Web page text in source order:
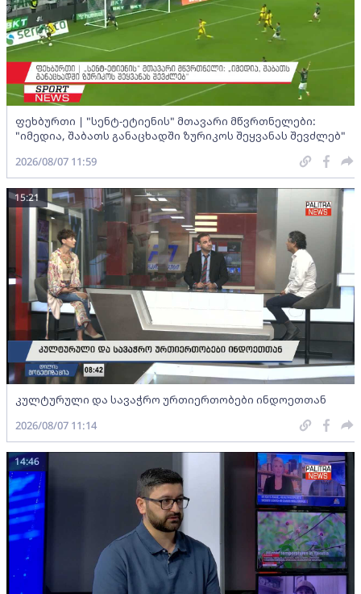
ფეხბურთი | "სენტ-ეტიენის" მთავარი მწვრთნელები:
"იმედია, შაბათს განაცხადში ზურიკოს შეყვანას შევძლებ"
2026/08/07 11:59
კულტურული და სავაჭრო ურთიერთობები ინდოეთთან
15:21
2026/08/07 11:14
14:46